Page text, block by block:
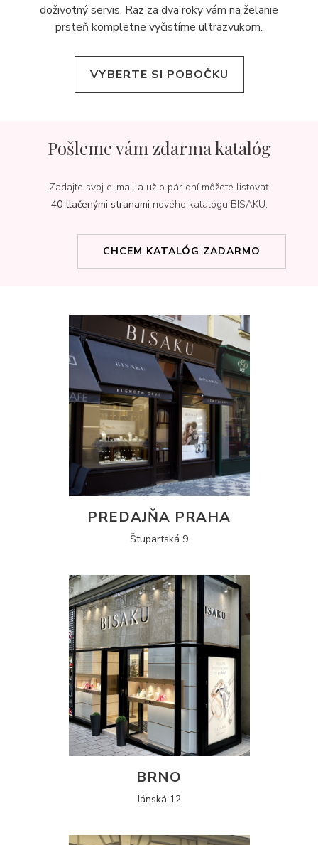
doživotný servis. Raz za dva roky vám na želanie
prsteň kompletne vyčistíme ultrazvukom.
VYBERTE SI POBOČKU
Pošleme vám zdarma katalóg
Zadajte svoj e-mail a už o pár dní môžete listovať
40 tlačenými stranami nového katalógu BISAKU.
CHCEM KATALÓG ZADARMO
PREDAJŇA PRAHA
Štupartská 9
BRNO
Jánská 12